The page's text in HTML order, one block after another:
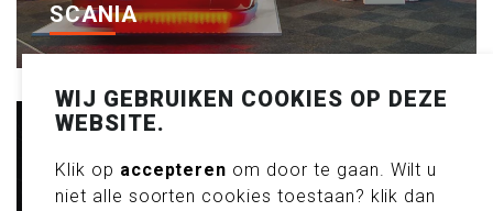
SCANIA
WIJ GEBRUIKEN COOKIES OP DEZE
WEBSITE.
Klik op accepteren om door te gaan. Wilt u
niet alle soorten cookies toestaan? klik dan